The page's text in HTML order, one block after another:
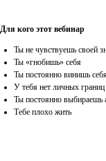
Для кого этот вебинар
Ты не чувствуешь своей
Ты «гнобишь» себя
Ты постоянно винишь
У тебя нет личных границ
Ты постоянно
Тебе плохо жить